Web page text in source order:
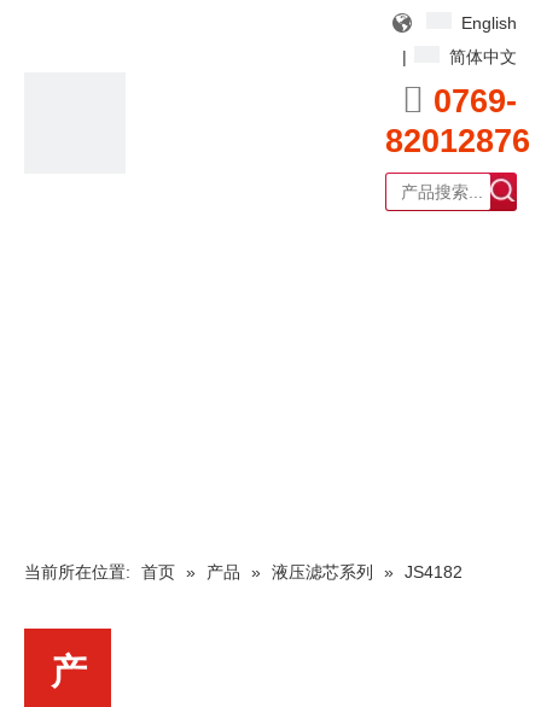
English
|
简体中文
 0769-
82012876
当前所在位置: 首页 » 产品 » 液压滤芯系列 » JS4182
产